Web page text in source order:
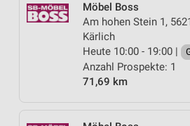
Möbel Boss
Am hohen Stein 1,
Kärlich
Heute 10:00 - 19:00 |
Anzahl Prospekte: 1
71,69 km